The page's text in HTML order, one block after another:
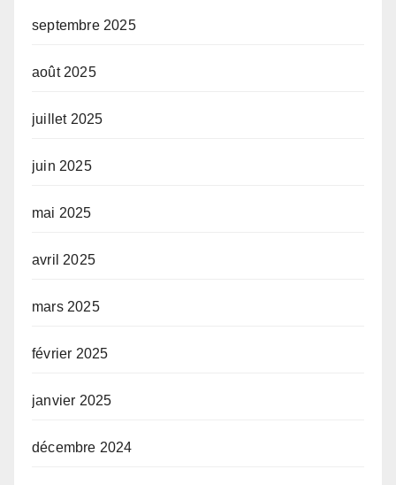
septembre 2025
août 2025
juillet 2025
juin 2025
mai 2025
avril 2025
mars 2025
février 2025
janvier 2025
décembre 2024